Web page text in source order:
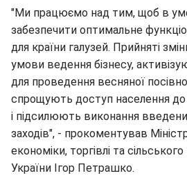
"Ми працюємо над тим, щоб в
забезпечити оптимальне
для країни галузей. Прийняті
умови ведення бізнесу,
для проведення весняної
спрощують доступ населення до
і підсилюють виконання
заходів", - прокоментував
економіки, торгівлі та
України Ігор Петрашко.